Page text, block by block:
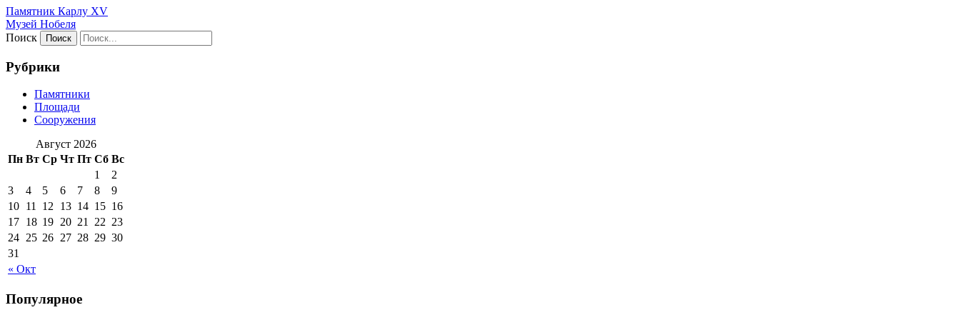
Памятник Карлу XV
Музей Нобеля
Поиск
Рубрики
Памятники
Площади
Сооружения
Август 2026
Пн Вт Ср Чт Пт Сб Вс
« Окт
1
2
3
4 5 6 7 8
9
10 11 12 13 14 15 16
17 18 19 20 21 22 23
24 25 26 27 28 29 30
31
Популярное